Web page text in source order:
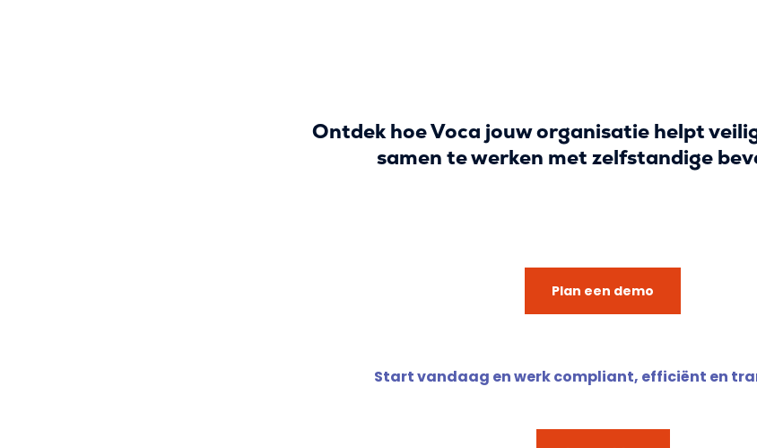
Ontdek hoe Voca jouw organisatie helpt
samen te werken met zelfstandige
Plan een demo
Start vandaag en werk compliant, efficiënt en